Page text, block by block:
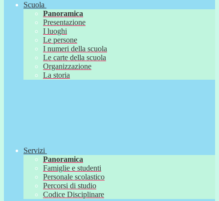
Scuola
Panoramica
Presentazione
I luoghi
Le persone
I numeri della scuola
Le carte della scuola
Organizzazione
La storia
Servizi
Panoramica
Famiglie e studenti
Personale scolastico
Percorsi di studio
Codice Disciplinare